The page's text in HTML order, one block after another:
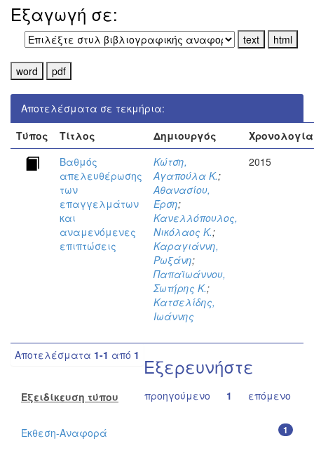
Εξαγωγή σε:
Αποτελέσματα σε τεκμήρια:
Τύπος
Τίτλος Δημιουργός
Χρονολογία
Βαθμός
απελευθέρωσης
των
επαγγελμάτων
και
αναμενόμενες
επιπτώσεις
Κώτση,
Αγαπούλα Κ.;
Αθανασίου,
Έρση;
Κανελλόπουλος,
Νικόλαος Κ.;
Καραγιάννη,
Ρωξάνη;
Παπαϊωάννου,
Σωτήρης Κ.;
Κατσελίδης,
Ιωάννης
2015
Αποτελέσματα 1-1 από 1
προηγούμενο 1 επόμενο
Εξερευνήστε
Εξειδίκευση τύπου
1
Έκθεση-Αναφορά